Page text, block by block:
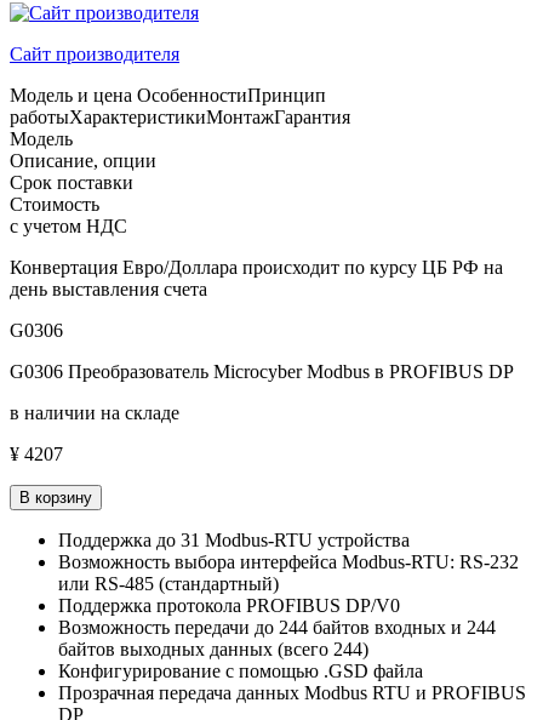
Сайт производителя
Модель и цена ОсобенностиПринцип
работыХарактеристикиМонтажГарантия
Модель
Описание, опции
Срок поставки
Стоимость
с учетом НДС
Конвертация Евро/Доллара происходит по курсу ЦБ РФ на
день выставления счета
G0306
G0306 Преобразователь Microcyber Modbus в PROFIBUS DP
в наличии на складе
¥ 4207
В корзину
Поддержка до 31 Modbus-RTU устройства
Возможность выбора интерфейса Modbus-RTU: RS-232
или RS-485 (стандартный)
Поддержка протокола PROFIBUS DP/V0
Возможность передачи до 244 байтов входных и 244
байтов выходных данных (всего 244)
Конфигурирование с помощью .GSD файла
Прозрачная передача данных Modbus RTU и PROFIBUS
DP